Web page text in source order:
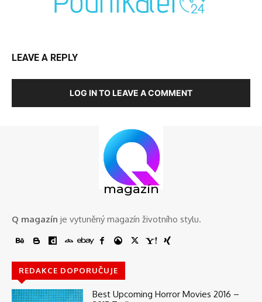
LEAVE A REPLY
LOG IN TO LEAVE A COMMENT
magazín
Q magazín je vytuněný magazín životního stylu.
REDAKCE DOPORUČUJE
Best Upcoming Horror Movies 2016 –